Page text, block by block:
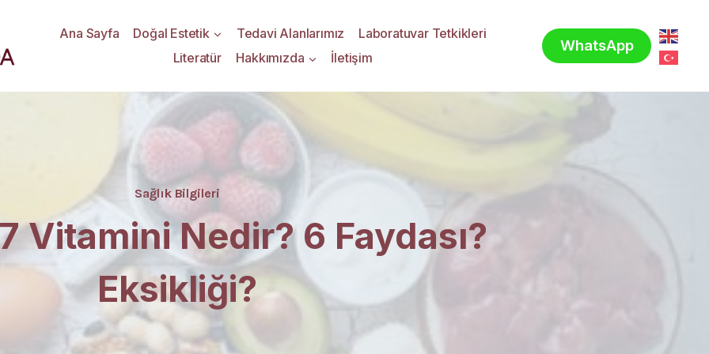
Ana Sayfa Doğal Estetik Tedavi Alanlarımız
Laboratuvar Tetkikleri
Literatür
Hakkımızda İletişim
WhatsApp
Sağlık Bilgileri
Vitamini Nedir? 6 Faydası?
Eksikliği?